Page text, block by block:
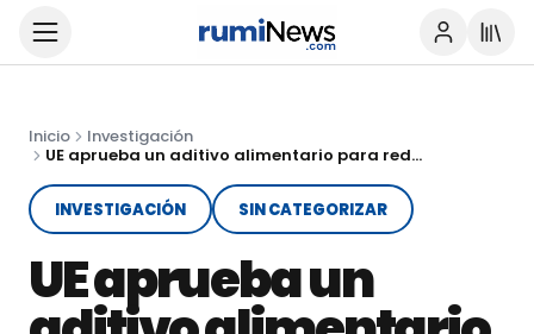
Inicio
Investigación
UE aprueba un aditivo alimentario para reducir el metano de las vacas
INVESTIGACIÓN SIN CATEGORIZAR
UE aprueba un